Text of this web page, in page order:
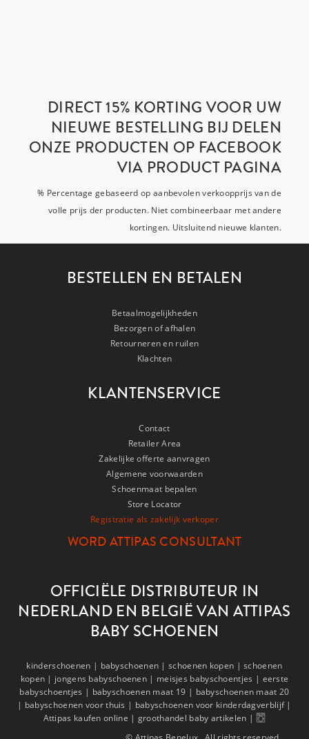
DIRECT 15% KORTING VOOR UW
NIEUWE BESTELLING BIJ DELEN
ONZE PRODUCTEN OP FACEBOOK
VIA PRODUCT PAGINA
% Percentage gebaseerd op aanbevolen verkoopprijs van de
volle prijs der producten. Niet combineerbaar met andere
kortingen. Uitsluitend nieuwe klanten.
BESTELLEN EN BETALEN
Betaalmogelijkheden
Bezorgen of afhalen
Retourneren en ruilen
Klachten
KLANTENSERVICE
Contact
Retailer Area
Zakelijke offerte aanvragen
Algemene voorwaarden
Schoenmaat bepalen
Store Locator
Registratie als zakelijk verkoper
WORD ATTIPAS CONSULTANT
OFFICIËLE DISTRIBUTEUR IN
NEDERLAND EN BELGIË VAN ATTIPAS
BABY SCHOENEN
kinderschoenen | babyschoenen |schoenen kopen |schoenen
kopen | jongens babyschoenen | meisjes babyschoentjes | eerste
babyschoentjes | babyschoenen maat 19 | babyschoenen maat 20
| babyschoenen voor thuis | babyschoenen voor kinderdagverblijf |
Attipas kaufen online | groothandel baby artikelen |